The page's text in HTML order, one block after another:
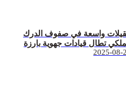
واسعة في صفوف الدرك
تطال قيادات جهوية بارزة
2025-08-